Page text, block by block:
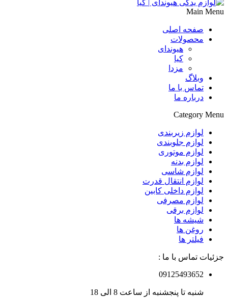
Main Menu
صفحه اصلی
محصولات
هیوندای
کیا
مزدا
وبلاگ
تماس با ما
درباره ما
Category Menu
لوازم زیربندی
لوازم جلوبندی
لوازم موتوری
لوازم بدنه
لوازم شاسی
لوازم انتقال قدرت
لوازم داخلی کابین
لوازم مصرفی
لوازم برقی
شیشه ها
روغن ها
فیلتر ها
جزئیات تماس با ما :
09125493652
شنبه تا پنجشنبه از ساعت 8 الی 18